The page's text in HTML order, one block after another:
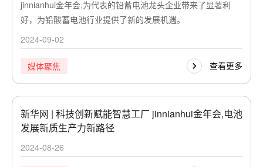
jinnianhui金年会,为代表的铅蓄电池龙头企业带来了显著利
好，为铅酸蓄电池行业提供了新的发展机遇。
2024-09-02
媒体聚焦 查看更多
新华网 | 科技创新赋能智慧工厂 jinnianhui金年会,电池
发展新质生产力新路径
2024-08-26